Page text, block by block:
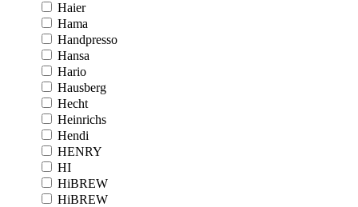
Haier
Hama
Handpresso
Hansa
Hario
Hausberg
Hecht
Heinrichs
Hendi
HENRY
HI
HiBREW
HiBREW